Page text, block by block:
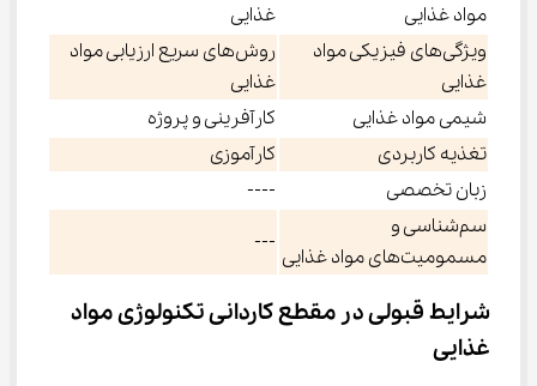
مواد غذایی
غذایی
ویژگی‌های فیزیکی مواد
غذایی
روش‌های سریع ارزیابی مواد
غذایی
شیمی مواد غذایی
کارآفرینی و پروژه
تغذیه کاربردی
کارآموزی
زبان تخصصی
----
سم‌شناسی و
مسمومیت‌های مواد غذایی
---
شرایط قبولی در مقطع کاردانی تکنولوژی مواد
غذایی